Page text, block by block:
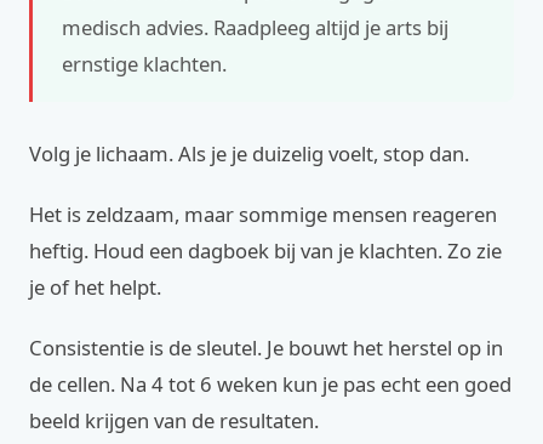
medisch advies. Raadpleeg altijd je arts bij
ernstige klachten.
Volg je lichaam. Als je je duizelig voelt, stop dan.
Het is zeldzaam, maar sommige mensen reageren
heftig. Houd een dagboek bij van je klachten. Zo zie
je of het helpt.
Consistentie is de sleutel. Je bouwt het herstel op in
de cellen. Na 4 tot 6 weken kun je pas echt een goed
beeld krijgen van de resultaten.